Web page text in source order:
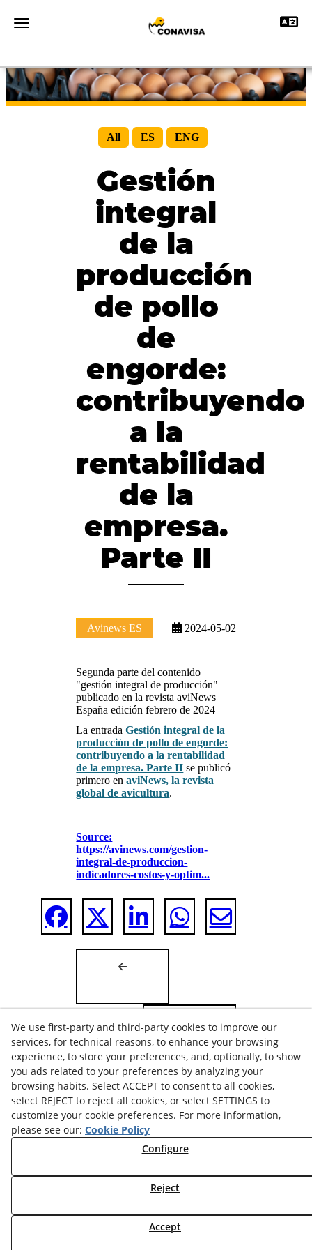
Toggle navigation Toggle
All ES ENG
Gestión
integral
de la
producción
de pollo
de
engorde:
contribuyendo
a la
rentabilidad
de la
empresa.
Parte II
Avinews ES 2024-05-02
Segunda parte del contenido
"gestión integral de producción"
publicado en la revista aviNews
España edición febrero de 2024
La entradaGestión integral de la
producción de pollo de engorde:
contribuyendo a la rentabilidad
de la empresa. Parte II se publicó
primero enaviNews, la revista
global de avicultura.
Source:
https://avinews.com/gestion-
integral-de-produccion-
indicadores-costos-y-optim...
COOKIES POLICY
© 08/2026 COORDINADORA AVICOLA, S.A. - All rights
reserved.
We use first-party and third-party cookies to improve our
services, for technical reasons, to enhance your browsing
experience, to store your preferences, and, optionally, to show
you ads related to your preferences by analyzing your
browsing habits. Select ACCEPT to consent to all cookies,
select REJECT to reject all cookies, or select SETTINGS to
customize your cookie preferences. For more information,
please see our: Cookie Policy
Configure
Reject
Accept